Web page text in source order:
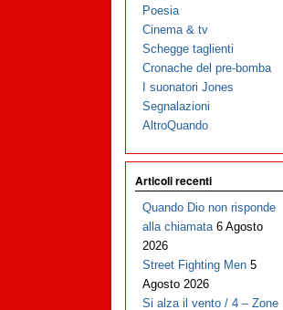
Poesia
Cinema & tv
Schegge taglienti
Cronache del pre-bomba
I suonatori Jones
Segnalazioni
AltroQuando
Articoli recenti
Quando Dio non risponde
alla chiamata 6 Agosto
2026
Street Fighting Men 5
Agosto 2026
Si alza il vento / 4 – Zone